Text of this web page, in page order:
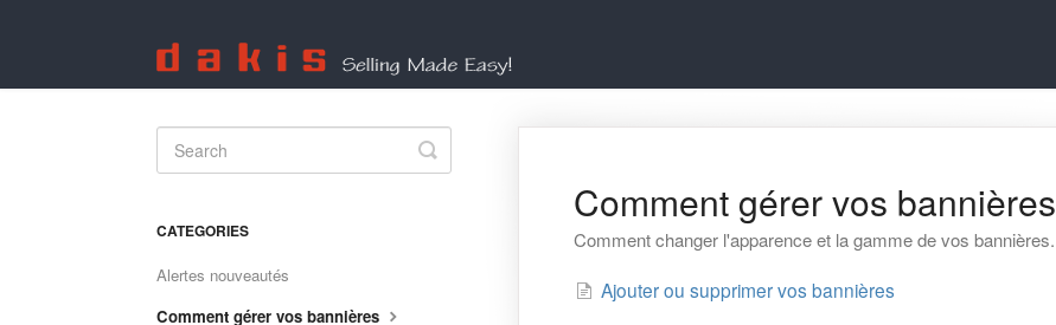
Comment gérer vos bannières
Comment changer l'apparence et la gamme de vos bannières.
Ajouter ou supprimer vos bannières
Toggle
Search
CATEGORIES
Alertes nouveautés
Comment gérer vos bannières